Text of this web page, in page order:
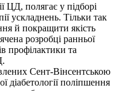
ЦД, полягає у підборі
ускладнень. Тільки так
й покращити якість
розробці ранньої
профілактики та
Сент-Вінсентською
діабетології поліпшення